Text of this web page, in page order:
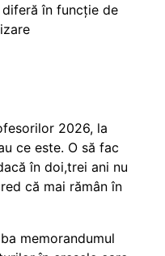
în funcție de
2026, la
ce este. O să fac
în doi,trei ani nu
că mai rămân în
memorandumul